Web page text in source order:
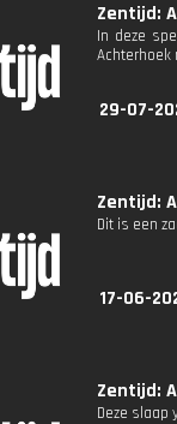
Zentijd:
In deze
Achterhoek
29-07-
Zentijd:
Dit is een
17-06-
Zentijd:
Deze slaap